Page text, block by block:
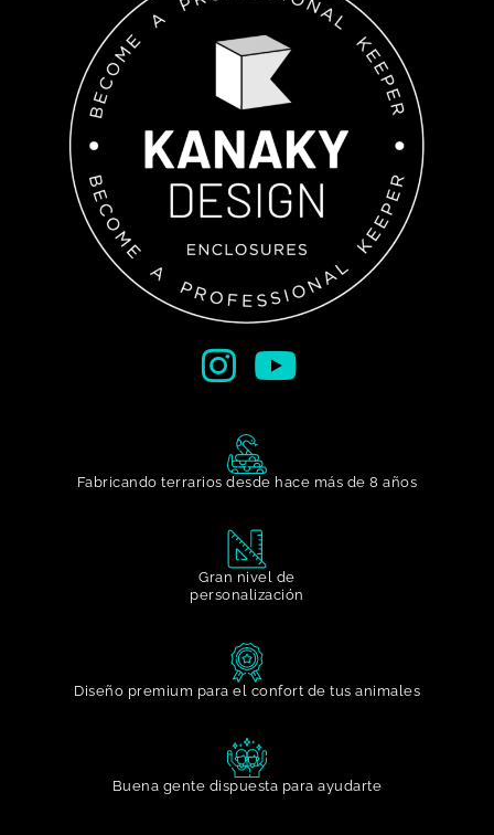
Fabricando terrarios desde hace más de 8 años
Gran nivel de
personalización​
Diseño premium para el confort de tus animales
Buena gente dispuesta para ayudarte​